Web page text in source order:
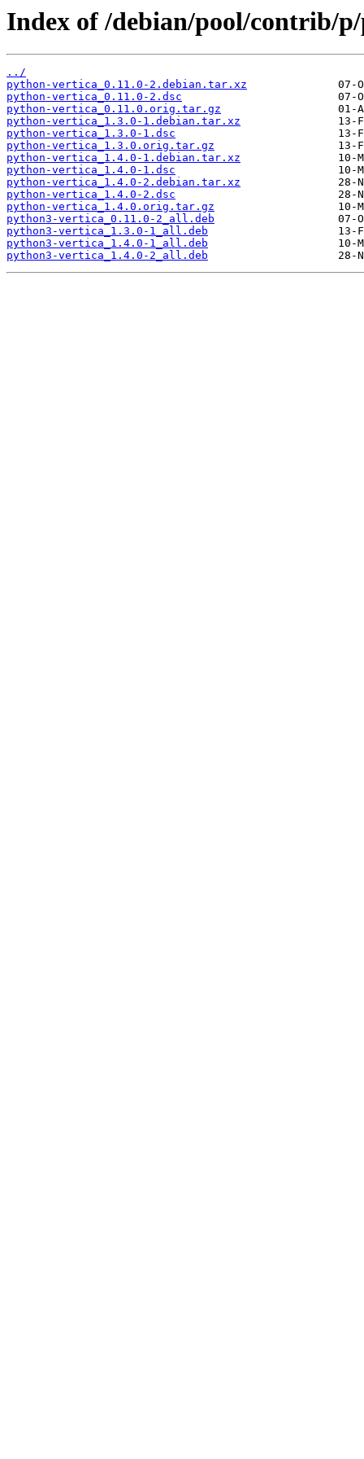
Index of /debian/pool/contrib/
../
python-vertica_0.11.0-2.debian.tar.xz
python-vertica_0.11.0-2.dsc
python-vertica_0.11.0.orig.tar.gz
python-vertica_1.3.0-1.debian.tar.xz
python-vertica_1.3.0-1.dsc
python-vertica_1.3.0.orig.tar.gz
python-vertica_1.4.0-1.debian.tar.xz
python-vertica_1.4.0-1.dsc
python-vertica_1.4.0-2.debian.tar.xz
python-vertica_1.4.0-2.dsc
python-vertica_1.4.0.orig.tar.gz
python3-vertica_0.11.0-2_all.deb
python3-vertica_1.3.0-1_all.deb
python3-vertica_1.4.0-1_all.deb
python3-vertica_1.4.0-2_all.deb